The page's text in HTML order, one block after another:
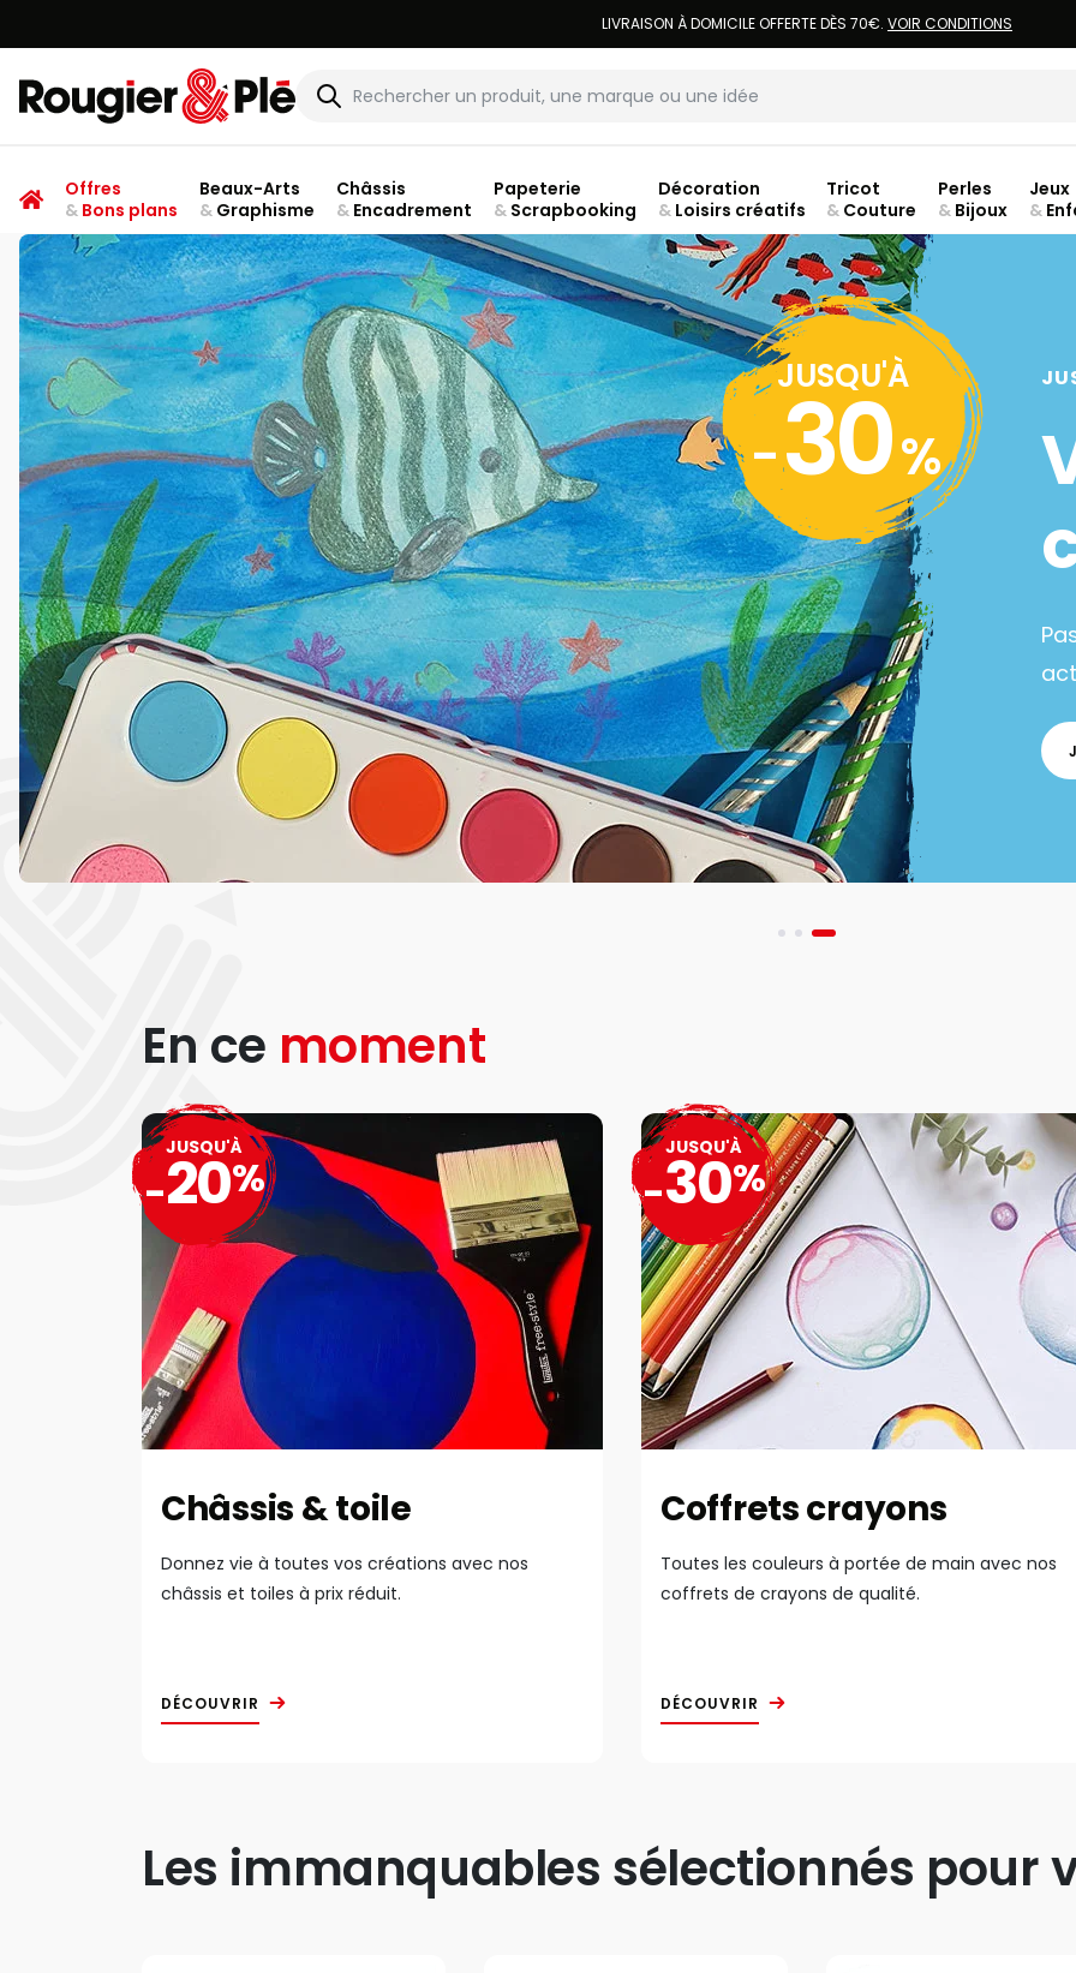
LIVRAISON À DOMICILE OFFERTE DÈS 70€. VOIR CONDITIONS
Rougier & Plé
Offres
&Bons plans
Beaux-Arts
&Graphisme
Châssis
&Encadrement
Papeterie
&Scrapbooking
Décoration
&Loisirs créatifs
Tricot
& Couture
Perles
& Bijoux
Jeux
&
JUSQU'À
-30%
En ce moment
Châssis & toile
Donnez vie à toutes vos créations avec nos
châssis et toiles à prix réduit.
DÉCOUVRIR
JUSQU'À
-20%
Coffrets crayons
Toutes les couleurs à portée de main avec nos
coffrets de crayons de qualité.
DÉCOUVRIR
JUSQU'À
-30%
Les immanquables sélectionnés pour